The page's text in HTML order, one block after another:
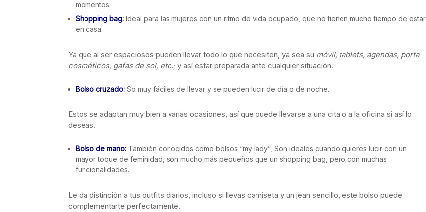
momentos:
Shopping bag: Ideal para las mujeres con un ritmo de vida ocupado, que no tienen mucho tiempo de estar
en casa.
Ya que al ser espaciosos pueden llevar todo lo que necesiten, ya sea su móvil, tablets, agendas, porta
cosméticos, gafas de sol, etc.; y así estar preparada ante cualquier situación.
Bolso cruzado: So muy fáciles de llevar y se pueden lucir de día o de noche.
Estos se adaptan muy bien a varias ocasiones, así que puede llevarse a una cita o a la oficina si así lo
deseas.
Bolso de mano: También conocidos como bolsos “my lady”, Son ideales cuando quieres lucir con un
mayor toque de feminidad, son mucho más pequeños que un shopping bag, pero con muchas
funcionalidades.
Le da distinción a tus outfits diarios, incluso si llevas camiseta y un jean sencillo, este bolso puede
complementarte perfectamente.